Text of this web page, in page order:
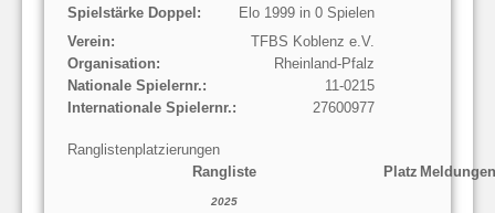
Spielstärke Doppel:
Elo 1999 in 0 Spielen
Verein:
TFBS Koblenz e.V.
Organisation:
Rheinland-Pfalz
Nationale Spielernr.:
11-0215
Internationale Spielernr.:
27600977
Ranglistenplatzierungen
Rangliste
Platz Meldungen
2025